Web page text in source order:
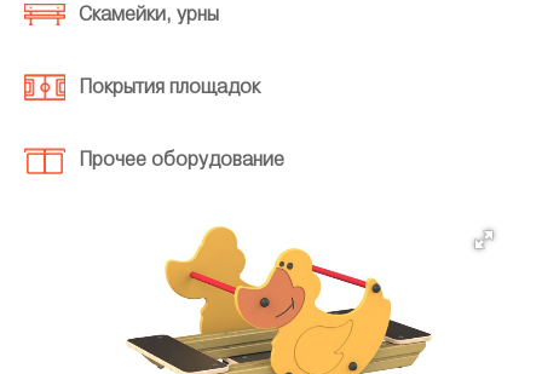
Скамейки, урны
Покрытия площадок
Прочее оборудование